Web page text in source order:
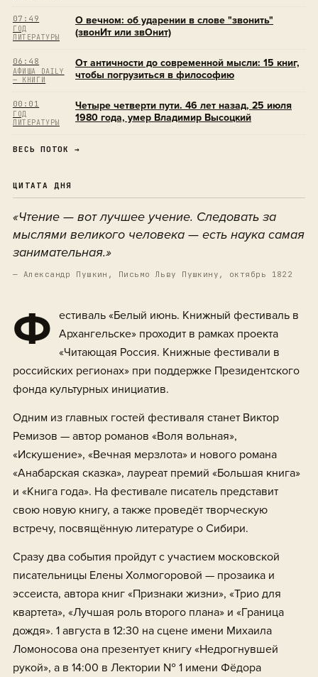
07:49
ГОД
ЛИТЕРАТУРЫ
О вечном: об ударении в слове "звонить"
(звонИт или звОнит)
06:48
АФИША DAILY
— КНИГИ
От античности до современной мысли: 15 книг,
чтобы погрузиться в философию
00:01
ГОД
ЛИТЕРАТУРЫ
Четыре четверти пути. 46 лет назад, 25 июля
1980 года, умер Владимир Высоцкий
ВЕСЬ ПОТОК →
ЦИТАТА ДНЯ
«Чтение — вот лучшее учение. Следовать за
мыслями великого человека — есть наука самая
занимательная.»
— Александр Пушкин, Письмо Льву Пушкину, октябрь 1822
Ф естиваль «Белый июнь. Книжный фестиваль в
Архангельске» проходит в рамках проекта
«Читающая Россия. Книжные фестивали в
российских регионах» при поддержке Президентского
фонда культурных инициатив.
Одним из главных гостей фестиваля станет Виктор
Ремизов — автор романов «Воля вольная»,
«Искушение», «Вечная мерзлота» и нового романа
«Анабарская сказка», лауреат премий «Большая книга»
и «Книга года». На фестивале писатель представит
свою новую книгу, а также проведёт творческую
встречу, посвящённую литературе о Сибири.
Сразу два события пройдут с участием московской
писательницы Елены Холмогоровой — прозаика и
эссеиста, автора книг «Признаки жизни», «Трио для
квартета», «Лучшая роль второго плана» и «Граница
дождя». 1 августа в 12:30 на сцене имени Михаила
Ломоносова она презентует книгу «Недрогнувшей
рукой», а в 14:00 в Лектории № 1 имени Фёдора